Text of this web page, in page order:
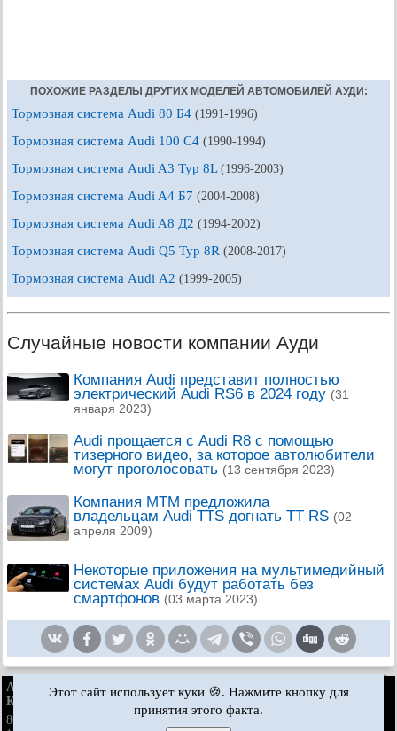
ПОХОЖИЕ РАЗДЕЛЫ ДРУГИХ МОДЕЛЕЙ АВТОМОБИЛЕЙ АУДИ:
Тормозная система Audi 80 Б4 (1991-1996)
Тормозная система Audi 100 С4 (1990-1994)
Тормозная система Audi A3 Typ 8L (1996-2003)
Тормозная система Audi A4 Б7 (2004-2008)
Тормозная система Audi A8 Д2 (1994-2002)
Тормозная система Audi Q5 Typ 8R (2008-2017)
Тормозная система Audi А2 (1999-2005)
Случайные новости компании Ауди
Компания Audi представит полностью
электрический Audi RS6 в 2024 году (31
января 2023)
Audi прощается с Audi R8 с помощью
тизерного видео, за которое автолюбители
могут проголосовать (13 сентября 2023)
Компания MTM предложила
владельцам Audi TTS догнать TT RS (02
апреля 2009)
Некоторые приложения на мультимедийный
системах Audi будут работать без
смартфонов (03 марта 2023)
AudiManual.ru © 2017-2026·Полная версия ·Обратная связь
Карта сайта
Поиск по сайту ·Новости и статьи
80 Б2
80 Б4
Этот сайт использует куки 🍪. Нажмите кнопку для
принятия этого факта.